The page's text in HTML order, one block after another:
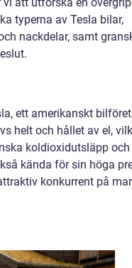
typerna av Tesla bilar,
nackdelar, samt
ett amerikanskt
helt och hållet av el,
koldioxidutsläpp
kända för sin höga
konkurrent på